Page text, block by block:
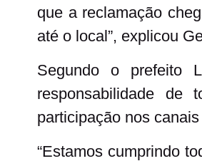
que a reclamação
até o local”, explicou
Segundo o prefeito
responsabilidade de
participação nos
“Estamos cumprindo